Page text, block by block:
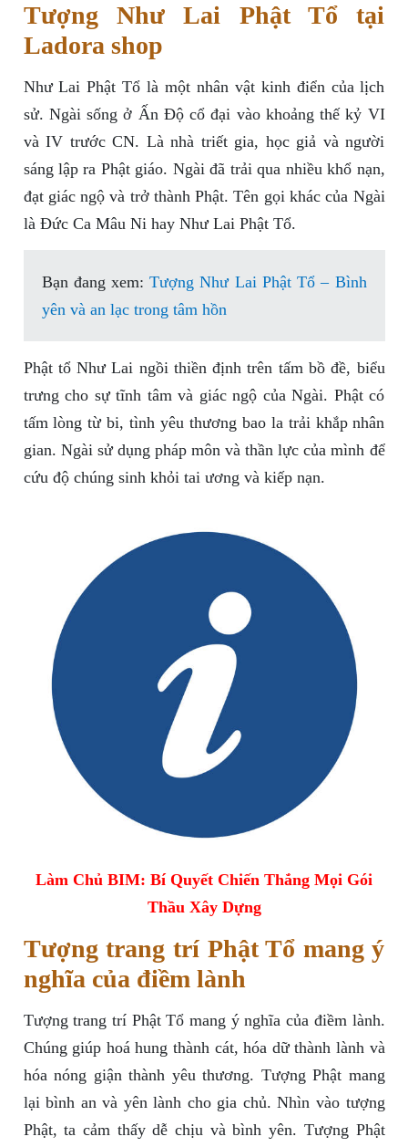
Tượng Như Lai Phật Tổ tại
Ladora shop
Như Lai Phật Tổ là một nhân vật kinh điển của lịch
sử. Ngài sống ở Ấn Độ cổ đại vào khoảng thế kỷ VI
và IV trước CN. Là nhà triết gia, học giả và người
sáng lập ra Phật giáo. Ngài đã trải qua nhiều khổ nạn,
đạt giác ngộ và trở thành Phật. Tên gọi khác của Ngài
là Đức Ca Mâu Ni hay Như Lai Phật Tổ.
Bạn đang xem:Tượng Như Lai Phật Tổ – Bình
yên và an lạc trong tâm hồn
Phật tổ Như Lai ngồi thiền định trên tấm bồ đề, biểu
trưng cho sự tĩnh tâm và giác ngộ của Ngài. Phật có
tấm lòng từ bi, tình yêu thương bao la trải khắp nhân
gian. Ngài sử dụng pháp môn và thần lực của mình để
cứu độ chúng sinh khỏi tai ương và kiếp nạn.
Làm Chủ BIM: Bí Quyết Chiến Thắng Mọi Gói
Thầu Xây Dựng
Tượng trang trí Phật Tổ mang ý
nghĩa của điềm lành
Tượng trang trí Phật Tổ mang ý nghĩa của điềm lành.
Chúng giúp hoá hung thành cát, hóa dữ thành lành và
hóa nóng giận thành yêu thương. Tượng Phật mang
lại bình an và yên lành cho gia chủ. Nhìn vào tượng
Phật, ta cảm thấy dễ chịu và bình yên. Tượng Phật